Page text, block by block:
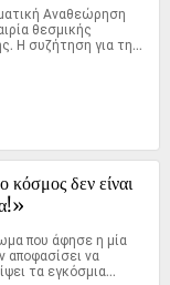
Αναθεώρηση
θεσμικής
Η συζήτηση για τη...
κόσμος δεν είναι
που άφησε η μία
αποφασίσει να
τα εγκόσμια...